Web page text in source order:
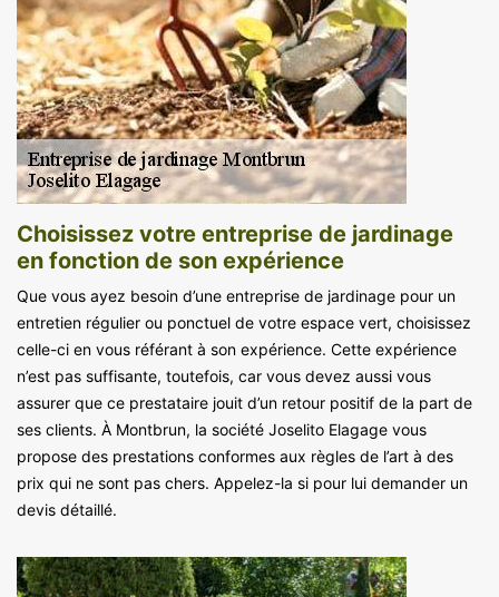
Choisissez votre entreprise de jardinage
en fonction de son expérience
Que vous ayez besoin d’une entreprise de jardinage pour un
entretien régulier ou ponctuel de votre espace vert, choisissez
celle-ci en vous référant à son expérience. Cette expérience
n’est pas suffisante, toutefois, car vous devez aussi vous
assurer que ce prestataire jouit d’un retour positif de la part de
ses clients. À Montbrun, la société Joselito Elagage vous
propose des prestations conformes aux règles de l’art à des
prix qui ne sont pas chers. Appelez-la si pour lui demander un
devis détaillé.